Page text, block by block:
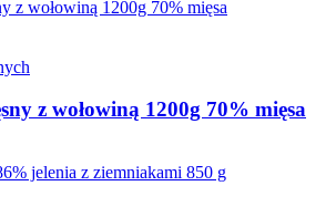
z wołowiną 1200g 70% mięsa